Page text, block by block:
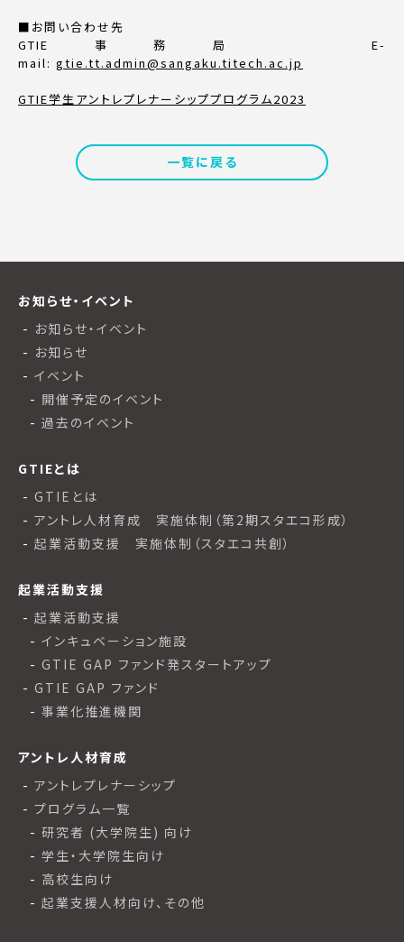
■ お問い合わせ先
GTIE
事務局
E-
mail: gtie.tt.admin@sangaku.titech.ac.jp
GTIE学生アントレプレナーシッププログラム2023
一覧に戻る
お知らせ・イベント
お知らせ・イベント
お知らせ
イベント
開催予定のイベント
過去のイベント
GTIEとは
GTIEとは
アントレ人材育成 実施体制（第2期スタエコ形成）
起業活動支援 実施体制（スタエコ共創）
起業活動支援
起業活動支援
インキュベーション施設
GTIE GAP ファンド発スタートアップ
GTIE GAP ファンド
事業化推進機関
アントレ人材育成
アントレプレナーシップ
プログラム一覧
研究者 (大学院生) 向け
学生・大学院生向け
高校生向け
起業支援人材向け、その他